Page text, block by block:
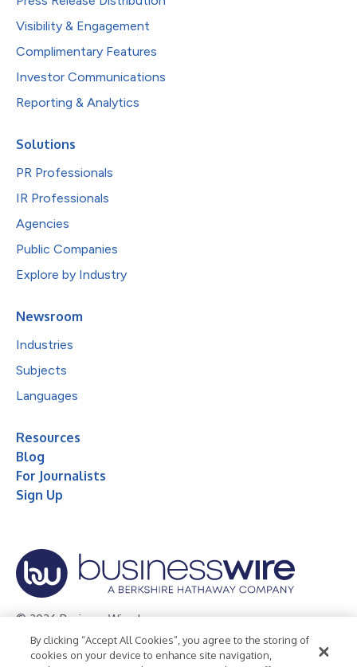
Visibility & Engagement
Complimentary Features
Investor Communications
Reporting & Analytics
Solutions
PR Professionals
IR Professionals
Agencies
Public Companies
Explore by Industry
Newsroom
Industries
Subjects
Languages
Resources
Blog
For Journalists
Sign Up
© 2026 Business Wire, Inc.
Privacy Policy Cookie Policy
Accessibility Statement
By clicking “Accept All Cookies”, you agree to the storing of
cookies on your device to enhance site navigation,